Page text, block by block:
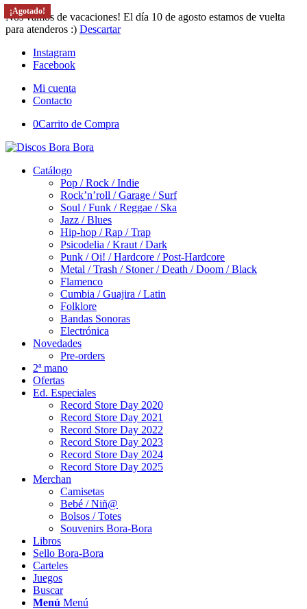
Nos vamos de vacaciones! El día 10 de agosto estamos de vuelta
para atenderos :) Descartar
Instagram
Facebook
Mi cuenta
Contacto
0Carrito de Compra
Catálogo
Pop / Rock / Indie
Rock’n’roll / Garage / Surf
Soul / Funk / Reggae / Ska
Jazz / Blues
Hip-hop / Rap / Trap
Psicodelia / Kraut / Dark
Punk / Oi! / Hardcore / Post-Hardcore
Metal / Trash / Stoner / Death / Doom / Black
Flamenco
Cumbia / Guajira / Latin
Folklore
Bandas Sonoras
Electrónica
Novedades
Pre-orders
2ª mano
Ofertas
Ed. Especiales
Record Store Day 2020
Record Store Day 2021
Record Store Day 2022
Record Store Day 2023
Record Store Day 2024
Record Store Day 2025
Merchan
Camisetas
Bebé / Niñ@
Bolsos / Totes
Souvenirs Bora-Bora
Libros
Sello Bora-Bora
Carteles
Juegos
Buscar
Menú Menú
¡Agotado!
¡Agotado!
¡Agotado!